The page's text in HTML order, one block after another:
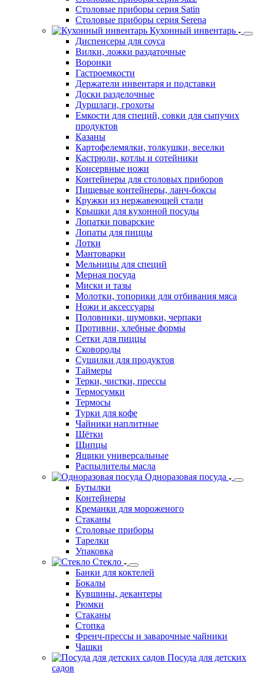
Столовые приборы серия Satin
Столовые приборы серия Serena
Кухонный инвентарь
Диспенсеры для соуса
Вилки, ложки раздаточные
Воронки
Гастроемкости
Держатели инвентаря и подставки
Доски разделочные
Дуршлаги, грохоты
Емкости для специй, совки для сыпучих
продуктов
Казаны
Картофелемялки, толкушки, веселки
Кастрюли, котлы и сотейники
Консервные ножи
Контейнеры для столовых приборов
Пищевые контейнеры, ланч-боксы
Кружки из нержавеющей стали
Крышки для кухонной посуды
Лопатки поварские
Лопаты для пиццы
Лотки
Мантоварки
Мельницы для специй
Мерная посуда
Миски и тазы
Молотки, топорики для отбивания мяса
Ножи и аксессуары
Половники, шумовки, черпаки
Противни, хлебные формы
Сетки для пиццы
Сковороды
Сушилки для продуктов
Таймеры
Терки, чистки, прессы
Термосумки
Термосы
Турки для кофе
Чайники наплитные
Щётки
Щипцы
Ящики универсальные
Распылителы масла
Одноразовая посуда
Бутылки
Контейнеры
Креманки для мороженого
Стаканы
Столовые приборы
Тарелки
Упаковка
Стекло
Банки для коктелей
Бокалы
Кувшины, декантеры
Рюмки
Стаканы
Стопка
Френч-прессы и заварочные чайники
Чашки
Посуда для детских
садов